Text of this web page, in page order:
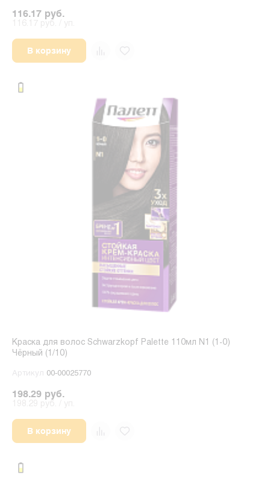
116.17 руб.
В корзину
Краска для волос Schwarzkopf Palette 110мл N1 (1-0)
Чёрный (1/10)
Артикул 00-00025770
198.29 руб.
В корзину